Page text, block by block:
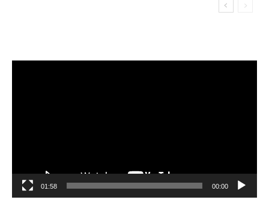
00:00
01:58